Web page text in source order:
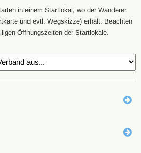
in einem Startlokal, wo der Wanderer
und evtl. Wegskizze) erhält. Beachten
Öffnungszeiten der Startlokale.